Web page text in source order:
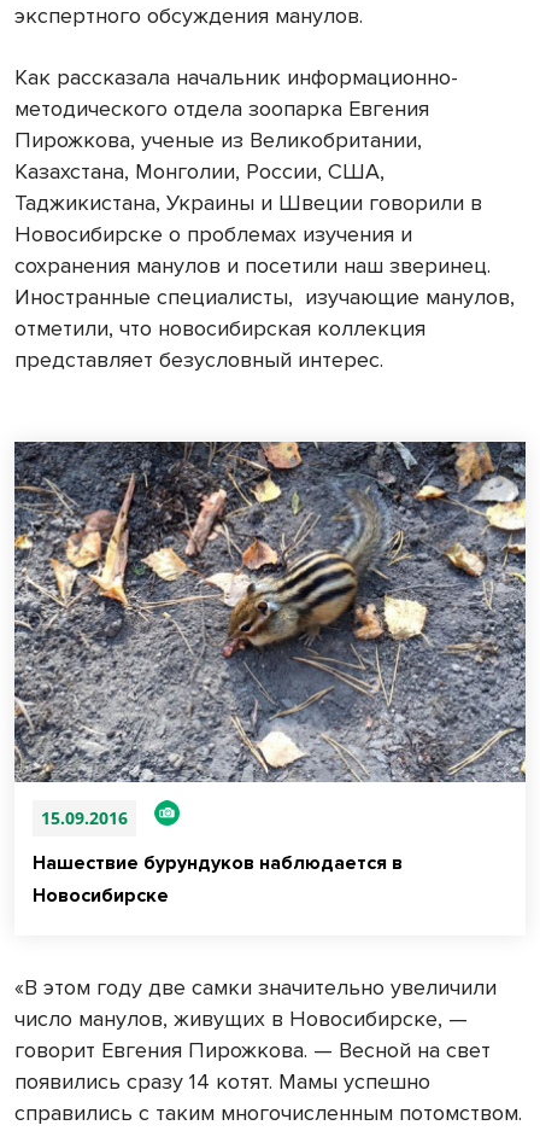
экспертного обсуждения манулов.
Как рассказала начальник информационно-
методического отдела зоопарка Евгения
Пирожкова, ученые из Великобритании,
Казахстана, Монголии, России, США,
Таджикистана, Украины и Швеции говорили в
Новосибирске о проблемах изучения и
сохранения манулов и посетили наш зверинец.
Иностранные специалисты, изучающие манулов,
отметили, что новосибирская коллекция
представляет безусловный интерес.
15.09.2016
Нашествие бурундуков наблюдается в
Новосибирске
«В этом году две самки значительно увеличили
число манулов, живущих в Новосибирске, —
говорит Евгения Пирожкова. — Весной на свет
появились сразу 14 котят. Мамы успешно
справились с таким многочисленным потомством.